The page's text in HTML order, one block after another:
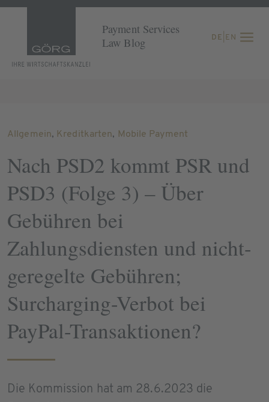
Payment Services
Law Blog
DE EN
Allgemein, Kreditkarten, Mobile Payment
Nach PSD2 kommt PSR und
PSD3 (Folge 3) – Über
Gebühren bei
Zahlungsdiensten und nicht-
geregelte Gebühren;
Surcharging-Verbot bei
PayPal-Transaktionen?
Die Kommission hat am 28.6.2023 die